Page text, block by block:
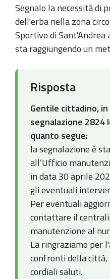
Segnalo la necessità di
dell'erba nella zona
Sportivo di Sant'Andrea
sta raggiungendo un
Risposta
Gentile cittadino,
segnalazione 2824
quanto segue:
la segnalazione è
all’Ufficio
in data 30 aprile
gli eventuali
Per eventuali
contattare il
manutenzione al
La ringraziamo per
confronti della città,
cordiali saluti.